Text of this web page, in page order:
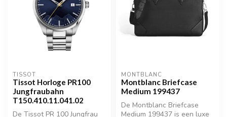
TISSOT
Tissot Horloge PR100
Jungfraubahn
T150.410.11.041.02
De Tissot PR 100 Jungfrau
MONTBLANC
Montblanc Briefcase
Medium 199437
De Montblanc Briefcase
Medium 199437 is een luxe